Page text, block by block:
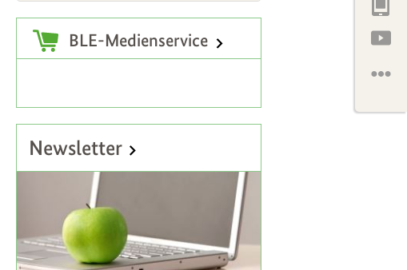
Zusatzinformationen
BLE-Medienservice
Newsletter